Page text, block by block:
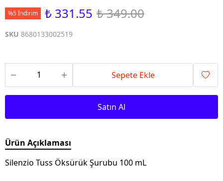
%5 İndirim ₺ 331.55 ₺ 349.00
SKU 8680133002519
Sepete Ekle
Satın Al
Ürün Açıklaması
Silenzio Tuss Öksürük Şurubu 100 mL